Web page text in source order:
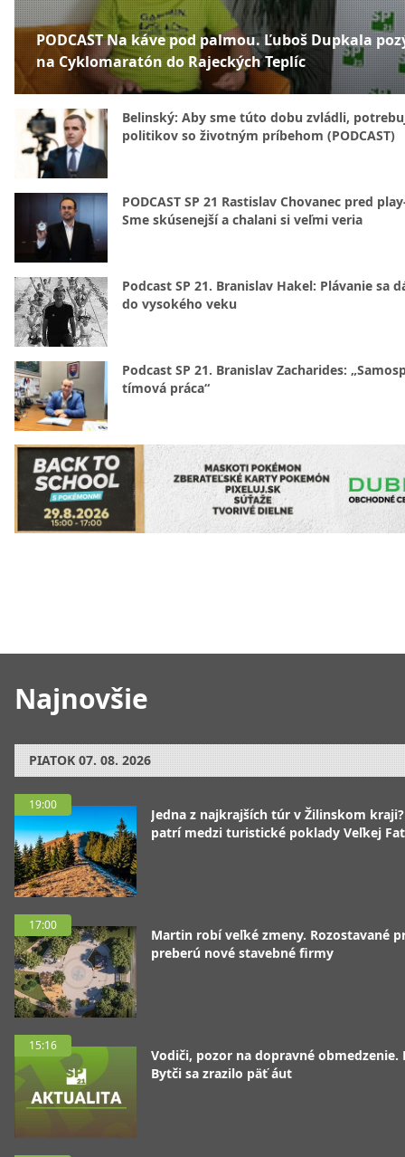
Najnovšie
PIATOK 07. 08. 2026
19:00
Jedna z najkrajších túr v Žilinskom
patrí medzi turistické poklady Veľkej
17:00
Martin robí veľké zmeny. Rozostavané
preberú nové stavebné firmy
15:16
Vodiči, pozor na dopravné obmedzenie.
Bytči sa zrazilo päť áut
PODCAST Na káve pod palmou. Ľuboš Dupkala
na Cyklomaratón do Rajeckých Teplíc
Belinský: Aby sme túto dobu zvládli,
politikov so životným príbehom (PODCAST)
PODCAST SP 21 Rastislav Chovanec pred
Sme skúsenejší a chalani si veľmi veria
Podcast SP 21. Branislav Hakel: Plávanie sa
do vysokého veku
Podcast SP 21. Branislav Zacharides:
tímová práca“